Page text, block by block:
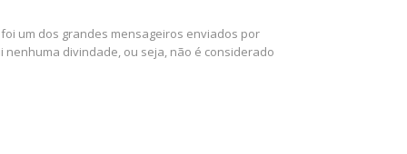
um dos grandes mensageiros enviados por
divindade, ou seja, não é considerado